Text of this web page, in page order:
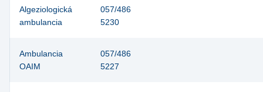
Algeziologická
ambulancia
057/486
5230
Ambulancia
OAIM
057/486
5227